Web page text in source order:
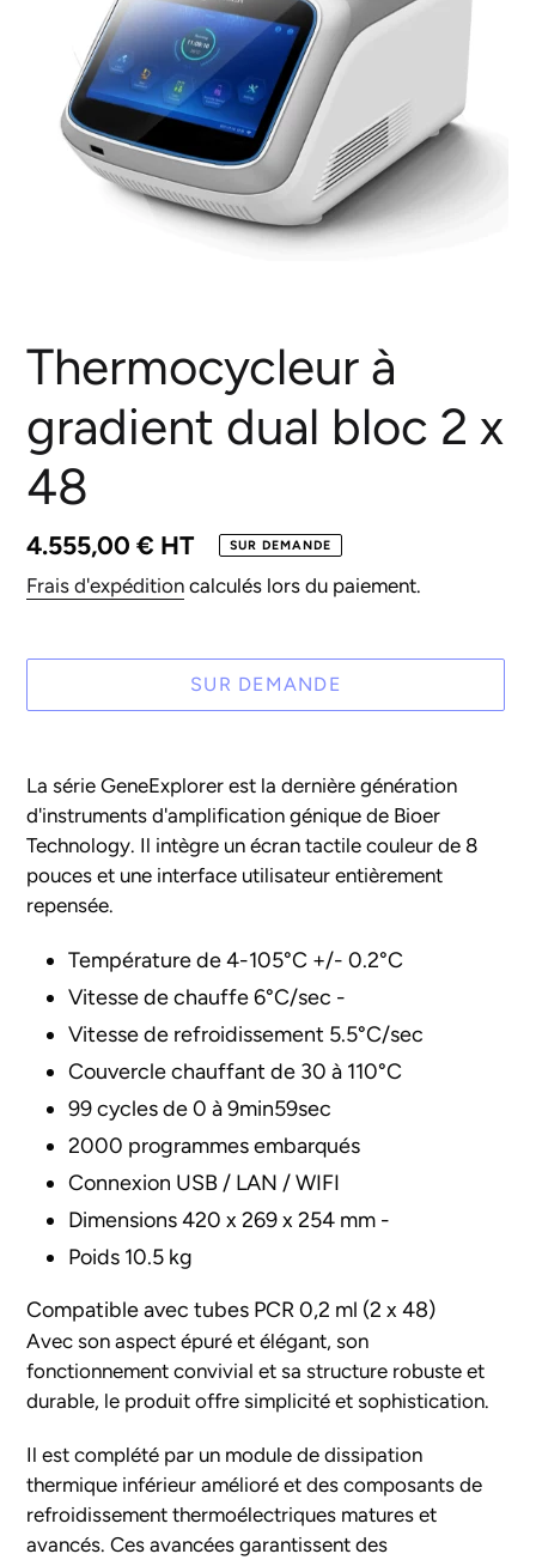
Thermocycleur à
gradient dual bloc 2 x
48
Prix
normal
4.555,00 € HT SUR DEMANDE
Frais d'expédition calculés lors du paiement.
SUR DEMANDE
d'un
produit
à
votre
panier
La série GeneExplorer est la dernière génération
d'instruments d'amplification génique de Bioer
Technology. Il intègre un écran tactile couleur de 8
pouces et une interface utilisateur entièrement
repensée.
Température de 4-105°C +/- 0.2°C
Vitesse de chauffe 6°C/sec -
Vitesse de refroidissement 5.5°C/sec
Couvercle chauffant de 30 à 110°C
99 cycles de 0 à 9min59sec
2000 programmes embarqués
Connexion USB / LAN / WIFI
Dimensions 420 x 269 x 254 mm -
Poids 10.5 kg
Compatible avec tubes PCR 0,2 ml (2 x 48)
Avec son aspect épuré et élégant, son
fonctionnement convivial et sa structure robuste et
durable, le produit offre simplicité et sophistication.
Il est complété par un module de dissipation
thermique inférieur amélioré et des composants de
refroidissement thermoélectriques matures et
avancés. Ces avancées garantissent des